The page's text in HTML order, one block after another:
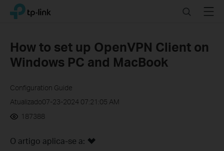
Click
navigation
TP-Link, Reliably Smart SearchMenu
How to set up OpenVPN Client on
Windows PC and MacBook
Configuration Guide
Atualizado07-23-2024 07:21:05 AM
187388
O artigo aplica-se a: